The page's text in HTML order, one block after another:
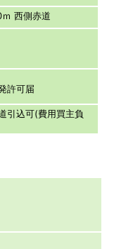
西側赤道
許可届
引込可(費用買主負